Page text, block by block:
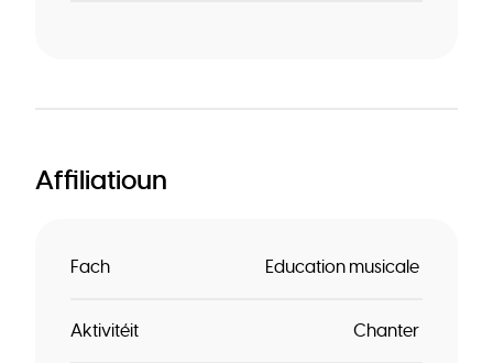
Affiliatioun
Fach Education musicale
Aktivitéit Chanter